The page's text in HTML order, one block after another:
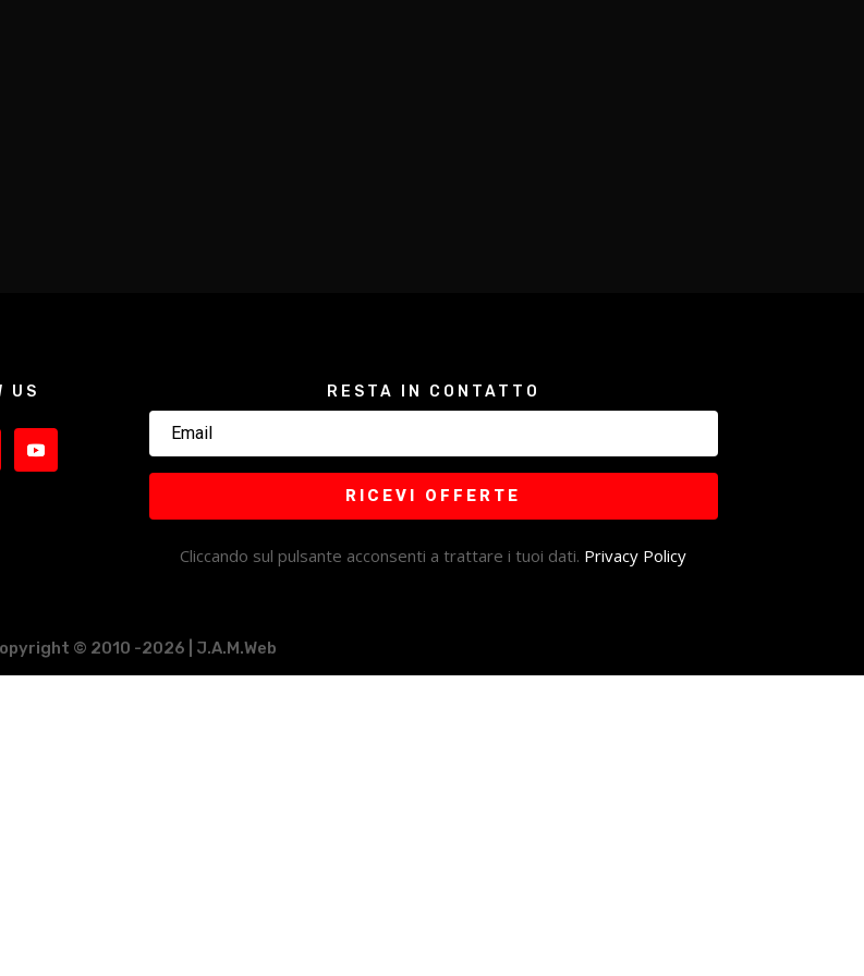
US RESTA IN CONTATTO
RICEVI OFFERTE
Cliccando sul pulsante acconsenti a trattare i tuoi dati. Privacy Policy
© 2010 -2026 | J.A.M.Web